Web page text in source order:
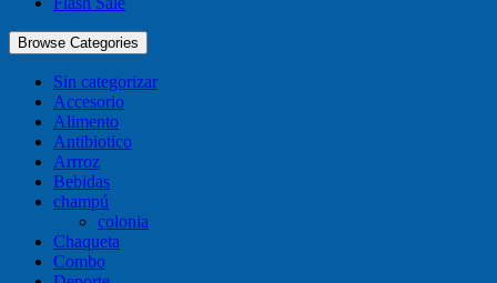
Browse Categories
Sin categorizar
Accesorio
Alimento
Antibiotico
Arrroz
Bebidas
champú
colonia
Chaqueta
Combo